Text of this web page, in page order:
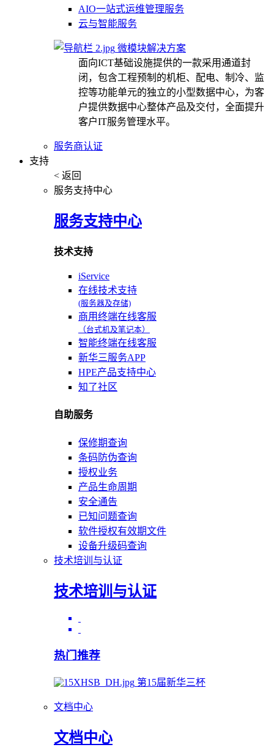
AIO一站式运维管理服务
云与智能服务
微模块解决方案
面向ICT基础设施提供的一款采用通道封
闭，包含工程预制的机柜、配电、制冷、监
控等功能单元的独立的小型数据中心，为客
户提供数据中心整体产品及交付，全面提升
客户IT服务管理水平。
服务商认证
支持
< 返回
服务支持中心
服务支持中心
技术支持
iService
在线技术支持
(服务器及存储)
商用终端在线客服
（台式机及笔记本）
智能终端在线客服
新华三服务APP
HPE产品支持中心
知了社区
自助服务
保修期查询
条码防伪查询
授权业务
产品生命周期
安全通告
已知问题查询
软件授权有效期文件
设备升级码查询
技术培训与认证
技术培训与认证
热门推荐
第15届新华三杯
文档中心
文档中心